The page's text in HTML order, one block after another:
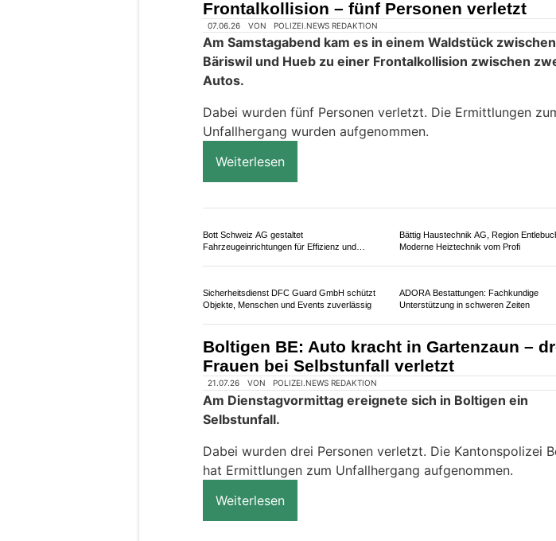
Weiterlesen
Handwerk-Tinz: Hochwertige Möbelanfertigung
Krauchthal BE: Auto überschlägt sich nach
Frontalkollision – fünf Personen verletzt
07.06.26 VON POLIZEI.NEWS REDAKTION
Am Samstagabend kam es in einem Waldstück zwischen
Bäriswil und Hueb zu einer Frontalkollision zwischen zwei
Dabei wurden fünf Personen verletzt. Die Ermittlungen zum
Weiterlesen